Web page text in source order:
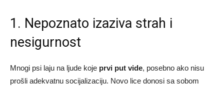
1. Nepoznato izaziva strah i
nesigurnost
Mnogi psi laju na ljude koje prvi put vide, posebno ako nisu
prošli adekvatnu socijalizaciju. Novo lice donosi sa sobom